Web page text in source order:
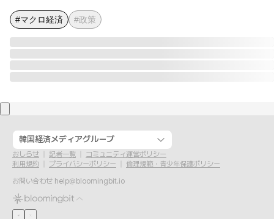
#マクロ経済 #政策
韓国経済メディアグループ
おしらせ 記者一覧
コミュニティ運営ポリシー
利用規約
プライバシーポリシー
倫理規範・青少年保護ポリシー
お問い合わせ help@bloomingbit.io